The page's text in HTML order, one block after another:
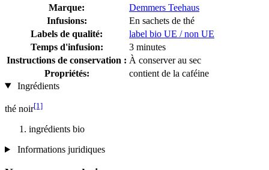
Marque:
Demmers Teehaus
Infusions:
En sachets de thé
Labels de qualité:
label bio UE / non UE
Temps d'infusion:
3 minutes
Instructions de conservation : À conserver au sec
Propriétés:
contient de la caféine
Ingrédients
thé noir[1]
ingrédients bio
Informations juridiques